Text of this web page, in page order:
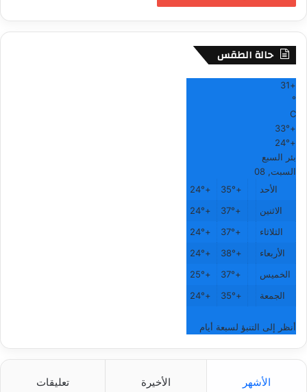
حالة الطقس
+
31
°
C
+
33°
+
24°
بئر السبع
السبت, 08
الأحد
+
35°
+
24°
الاثنين
+
37°
+
24°
الثلاثاء
+
37°
+
24°
الأربعاء
+
38°
+
24°
الخميس
+
37°
+
25°
الجمعة
+
35°
+
24°
أنظر إلى التنبؤ لسبعة أيام
الأشهر الأخيرة تعليقات